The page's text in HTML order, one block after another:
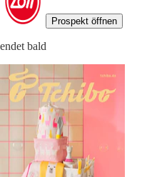
Prospekt öffnen
endet bald